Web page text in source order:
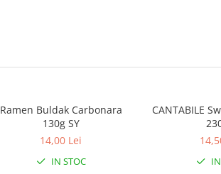
Ramen Buldak Carbonara
130g SY
14,00 Lei
IN STOC
CANTABILE